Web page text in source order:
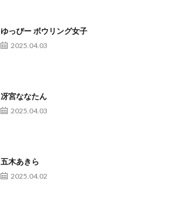
ゆっぴー ボウリング女子
2025.04.03
冴宮ななたん
2025.04.03
五木あきら
2025.04.02